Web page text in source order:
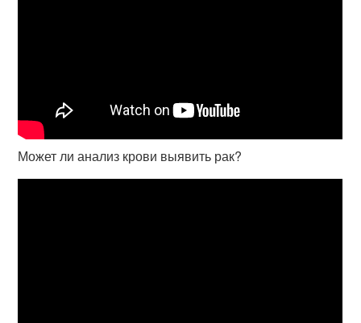
Может ли анализ крови выявить рак?